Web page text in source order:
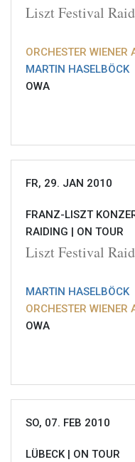
Liszt Festival
ORCHESTER WIENER
MARTIN HASELBÖCK
OWA
FR, 29. JAN 2010
FRANZ-LISZT
RAIDING | ON TOUR
Liszt Festival
MARTIN HASELBÖCK
ORCHESTER WIENER
OWA
SO, 07. FEB 2010
LÜBECK | ON TOUR